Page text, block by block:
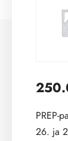
PREP-
26. ja